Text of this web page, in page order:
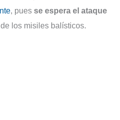
, pues se espera el ataque
los misiles balísticos.